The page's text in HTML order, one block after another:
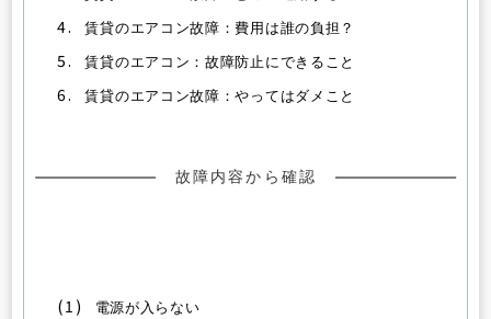
4. 賃貸のエアコン故障：費用は誰の負担？
5. 賃貸のエアコン：故障防止にできること
6. 賃貸のエアコン故障：やってはダメこと
故障内容から確認
(1) 電源が入らない